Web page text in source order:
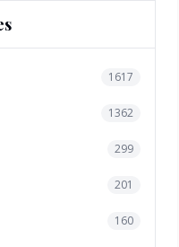
1617
1362
299
201
160